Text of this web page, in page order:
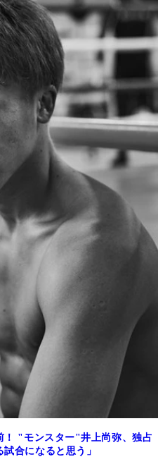
！ "モンスター"井上尚弥、独占
合になると思う」